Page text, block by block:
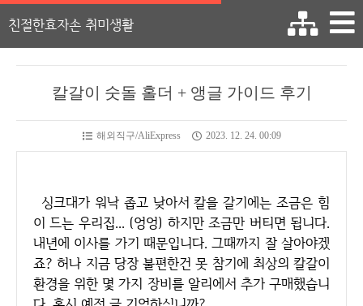
친절한효자손 취미생활
칼갈이 숫돌 홀더 + 앵글 가이드 후기
해외직구/AliExpress 2023. 12. 24. 00:09
싱크대가 워낙 좁고 낮아서 칼을 갈기에는 조금은 힘
이 드는 우리집... (엉엉) 하지만 조금만 버티면 됩니다.
내년에 이사를 가기 때문입니다. 그때까지 잘 살아야겠
죠? 허나 지금 당장 불편한건 못 참기에 최상의 칼갈이
환경을 위한 몇 가지 장비를 알리에서 추가 구매했습니